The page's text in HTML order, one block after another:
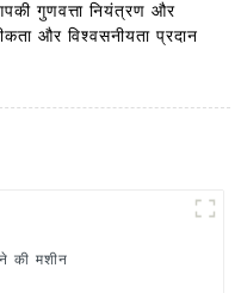
गुणवत्ता नियंत्रण और
और विश्वसनीयता प्रदान
की मशीन